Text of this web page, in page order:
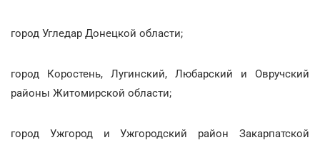
город Угледар Донецкой области;
город Коростень, Лугинский, Любарский и Овручский
районы Житомирской области;
город Ужгород и Ужгородский район Закарпатской